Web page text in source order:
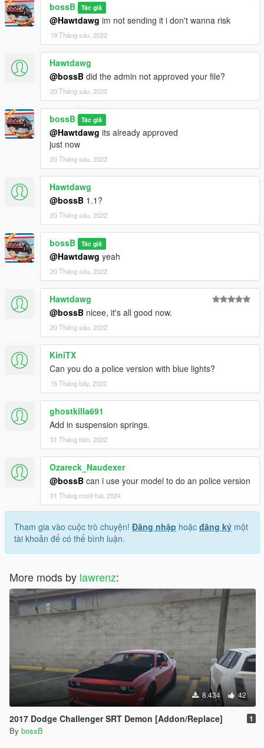
bossB Tác giả
@Hawtdawg im not sending it i don't wanna risk
19 Tháng sáu, 2022
Hawtdawg
@bossB did the admin not approved your file?
20 Tháng sáu, 2022
bossB Tác giả
@Hawtdawg its already approved
just now
20 Tháng sáu, 2022
Hawtdawg
@bossB 1.1?
20 Tháng sáu, 2022
bossB Tác giả
@Hawtdawg yeah
20 Tháng sáu, 2022
Hawtdawg
@bossB nicee, it's all good now.
20 Tháng sáu, 2022
KiniTX
Can you do a police version with blue lights?
15 Tháng bảy, 2022
ghostkilla691
Add in suspension springs.
31 Tháng tám, 2022
Ozareck_Naudexer
@bossB can i use your model to do an police version
01 Tháng mười hai, 2024
Tham gia vào cuộc trò chuyện! Đăng nhập hoặc đăng ký một
tài khoản để có thể bình luận.
More mods by lawrenz:
8.434 42
2017 Dodge Challenger SRT Demon [Addon/Replace] 1
By bossB